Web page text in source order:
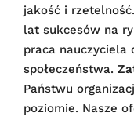
jakość i
lat sukcesów na
praca nauczyciela
społeczeństwa.
Państwu
poziomie. Nasze